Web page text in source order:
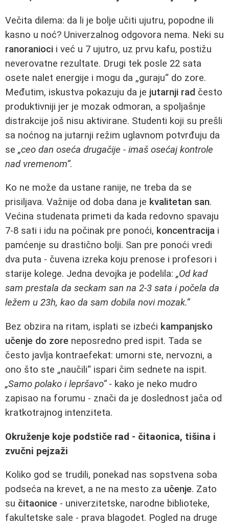
Večita dilema: da li je bolje učiti ujutru, popodne ili
kasno u noć? Univerzalnog odgovora nema. Neki su
ranoranioci i već u 7 ujutro, uz prvu kafu, postižu
neverovatne rezultate. Drugi tek posle 22 sata
osete nalet energije i mogu da „guraju“ do zore.
Međutim, iskustva pokazuju da je jutarnji rad često
produktivniji jer je mozak odmoran, a spoljašnje
distrakcije još nisu aktivirane. Studenti koji su prešli
sa noćnog na jutarnji režim uglavnom potvrđuju da
se „ceo dan oseća drugačije - imaš osećaj kontrole
nad vremenom“.
Ko ne može da ustane ranije, ne treba da se
prisiljava. Važnije od doba dana je kvalitetan san.
Većina studenata primeti da kada redovno spavaju
7-8 sati i idu na počinak pre ponoći, koncentracija i
pamćenje su drastično bolji. San pre ponoći vredi
dva puta - čuvena izreka koju prenose i profesori i
starije kolege. Jedna devojka je podelila: „Od kad
sam prestala da seckam san na 2-3 sata i počela da
ležem u 23h, kao da sam dobila novi mozak.“
Bez obzira na ritam, isplati se izbeći kampanjsko
učenje do zore neposredno pred ispit. Tada se
često javlja kontraefekat: umorni ste, nervozni, a
ono što ste „naučili“ ispari čim sednete na ispit.
„Samo polako i lepršavo“- kako je neko mudro
zapisao na forumu - znači da je doslednost jača od
kratkotrajnog intenziteta.
Okruženje koje podstiče rad - čitaonica, tišina i
zvučni pejzaži
Koliko god se trudili, ponekad nas sopstvena soba
podseća na krevet, a ne na mesto za učenje. Zato
su čitaonice - univerzitetske, narodne biblioteke,
fakultetske sale - prava blagodet. Pogled na druge